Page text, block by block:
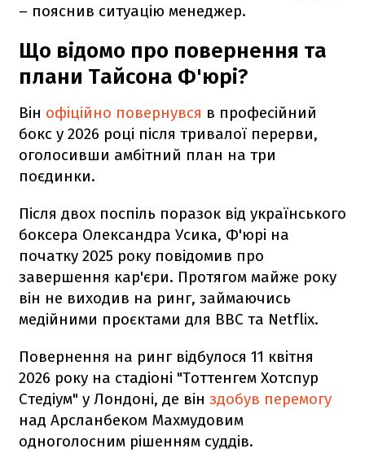
– пояснив ситуацію менеджер.
Що відомо про повернення та
плани Тайсона Ф'юрі?
Він офіційно повернувся в професійний
бокс у 2026 році після тривалої перерви,
оголосивши амбітний план на три
поєдинки.
Після двох поспіль поразок від українського
боксера Олександра Усика, Ф'юрі на
початку 2025 року повідомив про
завершення кар'єри. Протягом майже року
він не виходив на ринг, займаючись
медійними проєктами для BBC та Netflix.
Повернення на ринг відбулося 11 квітня
2026 року на стадіоні "Тоттенгем Хотспур
Стедіум" у Лондоні, де він здобув перемогу
над Арсланбеком Махмудовим
одноголосним рішенням суддів.